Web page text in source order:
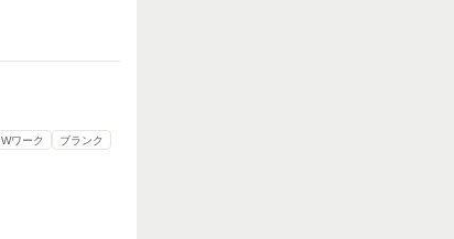
Wワーク
ブランク